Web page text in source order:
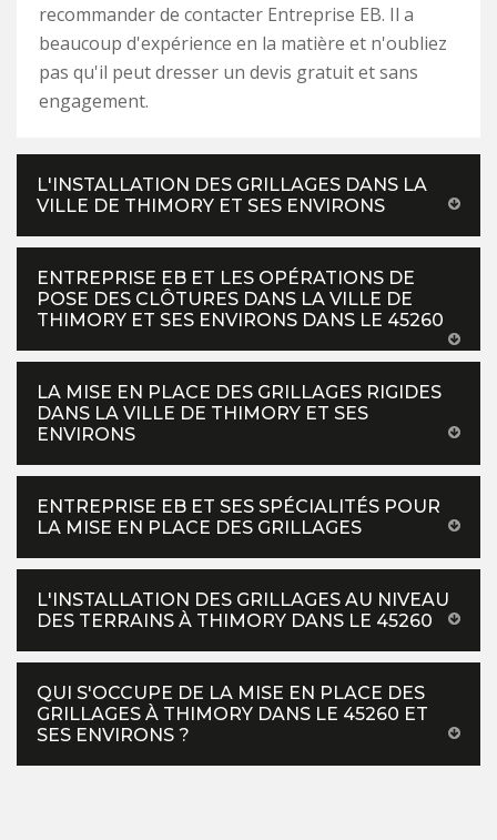
recommander de contacter Entreprise EB. Il a
beaucoup d'expérience en la matière et n'oubliez
pas qu'il peut dresser un devis gratuit et sans
engagement.
L'INSTALLATION DES GRILLAGES DANS LA
VILLE DE THIMORY ET SES ENVIRONS
ENTREPRISE EB ET LES OPÉRATIONS DE
POSE DES CLÔTURES DANS LA VILLE DE
THIMORY ET SES ENVIRONS DANS LE 45260
LA MISE EN PLACE DES GRILLAGES RIGIDES
DANS LA VILLE DE THIMORY ET SES
ENVIRONS
ENTREPRISE EB ET SES SPÉCIALITÉS POUR
LA MISE EN PLACE DES GRILLAGES
L'INSTALLATION DES GRILLAGES AU NIVEAU
DES TERRAINS À THIMORY DANS LE 45260
QUI S'OCCUPE DE LA MISE EN PLACE DES
GRILLAGES À THIMORY DANS LE 45260 ET
SES ENVIRONS ?